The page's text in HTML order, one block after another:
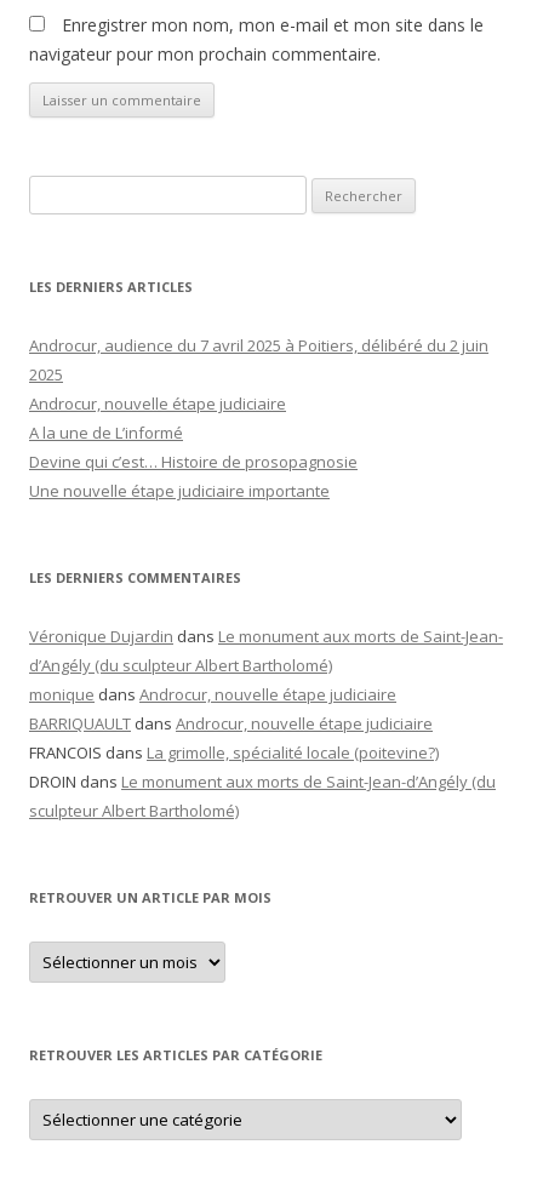
Enregistrer mon nom, mon e-mail et mon site dans le
navigateur pour mon prochain commentaire.
LES DERNIERS ARTICLES
Androcur, audience du 7 avril 2025 à Poitiers, délibéré du 2 juin
2025
Androcur, nouvelle étape judiciaire
A la une de L’informé
Devine qui c’est… Histoire de prosopagnosie
Une nouvelle étape judiciaire importante
LES DERNIERS COMMENTAIRES
Véronique Dujardin dans Le monument aux morts de Saint-Jean-
d’Angély (du sculpteur Albert Bartholomé)
monique dans Androcur, nouvelle étape judiciaire
BARRIQUAULT dans Androcur, nouvelle étape judiciaire
FRANCOIS dans La grimolle, spécialité locale (poitevine?)
DROIN dans Le monument aux morts de Saint-Jean-d’Angély (du
sculpteur Albert Bartholomé)
RETROUVER UN ARTICLE PAR MOIS
Retrouver
un
article
RETROUVER LES ARTICLES PAR CATÉGORIE
Retrouver
les
articles